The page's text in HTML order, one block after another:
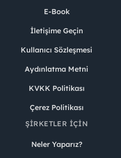
E-Book
İletişime Geçin
Kullanıcı Sözleşmesi
Aydınlatma Metni
KVKK Politikası
Çerez Politikası
ŞIRKETLER İÇIN
Neler Yaparız?